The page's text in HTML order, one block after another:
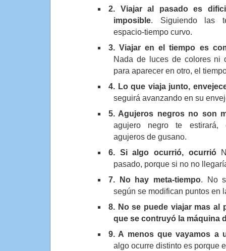
2. Viajar al pasado es
imposible. Siguiendo las
espacio-tiempo curvo.
3. Viajar en el tiempo es
Nada de luces de colores ni
para aparecer en otro, el
4. Lo que viaja junto,
seguirá avanzando en su
5. Agujeros negros no son
agujero negro te estirará,
agujeros de gusano.
6. Si algo ocurrió, ocurrió
pasado, porque si no no
7. No hay meta-tiempo. No
según se modifican puntos en
8. No se puede viajar mas al
que se contruyó la máquina
9. A menos que vayamos a
algo ocurre distinto es porque